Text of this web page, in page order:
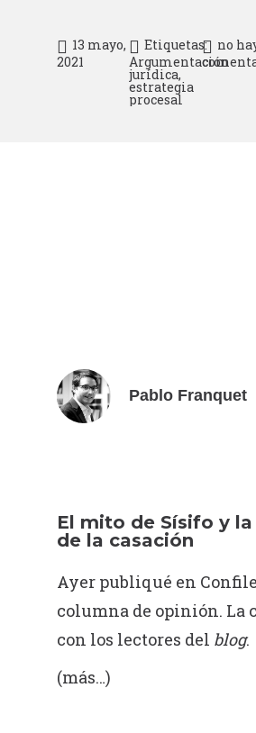
13 mayo,
2021
Etiquetas:
Argumentación
jurídica,
estrategia
procesal
no
Pablo Franquet
El mito de Sísifo y
de la casación
Ayer publiqué en
columna de opinión. La
con los lectores del blog.
(más…)